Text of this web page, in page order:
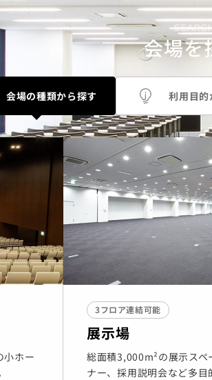
会場を
会場の種類から探す 利用目的
小ホー
3フロア連結可能
展示場
総面積3,000m²の展示スペ
ナー、採用説明会など多目